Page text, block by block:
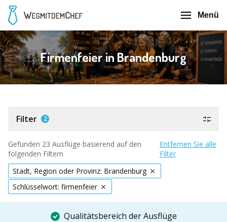
Menü
Firmenfeier in Brandenburg
Filter 2
Gefunden 23 Ausflüge basierend auf den
folgenden Filtern
Entfernen Sie alle
Filter
Stadt, Region oder Provinz: Brandenburg
Schlüsselwort: firmenfeier
Qualitätsbereich der Ausflüge